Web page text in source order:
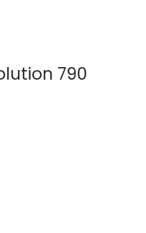
790